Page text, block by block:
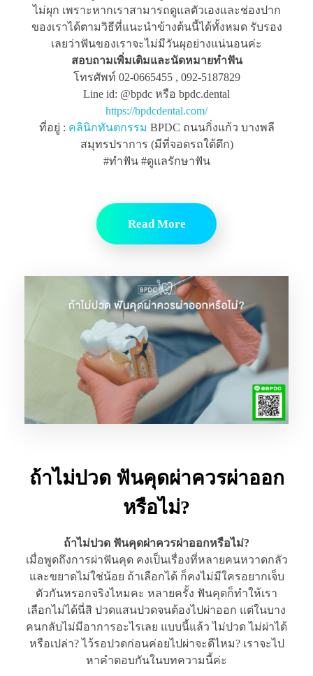
ไม่ผุก เพราะหากเราสามารถดูแลตัวเองและช่องปาก
ของเราได้ตามวิธีที่แนะนำข้างต้นนี้ได้ทั้งหมด รับรอง
เลยว่าฟันของเราจะไม่มีวันผุอย่างแน่นอนค่ะ
สอบถามเพิ่มเติมและนัดหมายทำฟัน
โทรศัพท์ 02-0665455 , 092-5187829
Line id: @bpdc หรือ bpdc.dental
https://bpdcdental.com/
ที่อยู่ : คลินิกทันตกรรม BPDC ถนนกิ่งแก้ว บางพลี
สมุทรปราการ (มีที่จอดรถใต้ตึก)
#ทำฟัน #ดูแลรักษาฟัน
Read More
ถ้าไม่ปวด ฟันคุดผ่าควรผ่าออก
หรือไม่?
ถ้าไม่ปวด ฟันคุดผ่าควรผ่าออกหรือไม่?
เมื่อพูดถึงการผ่าฟันคุด คงเป็นเรื่องที่หลายคนหวาดกลัว
และขยาดไม่ใช่น้อย ถ้าเลือกได้ ก็คงไม่มีใครอยากเจ็บ
ตัวกันหรอกจริงไหมคะ หลายครั้ง ฟันคุดก็ทำให้เรา
เลือกไม่ได้นี่สิ ปวดแสนปวดจนต้องไปผ่าออก แต่ในบาง
คนกลับไม่มีอาการอะไรเลย แบบนี้แล้ว ไม่ปวด ไม่ผ่าได้
หรือเปล่า? ไว้รอปวดก่อนค่อยไปผ่าจะดีไหม? เราจะไป
หาคำตอบกันในบทความนี้ค่ะ